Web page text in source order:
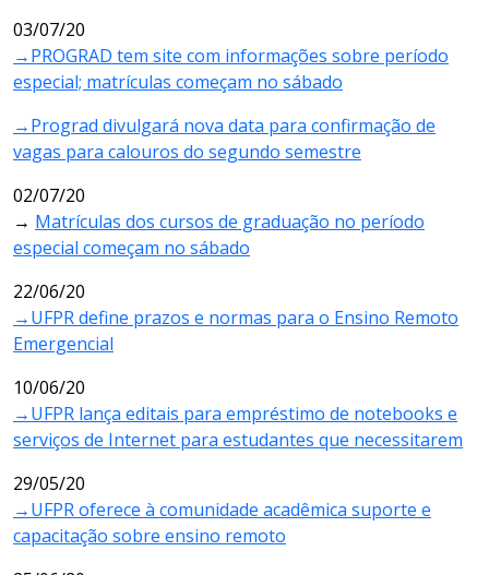
03/07/20
→PROGRAD tem site com informações sobre período
especial; matrículas começam no sábado
→Prograd divulgará nova data para confirmação de
vagas para calouros do segundo semestre
02/07/20
→ Matrículas dos cursos de graduação no período
especial começam no sábado
22/06/20
→UFPR define prazos e normas para o Ensino Remoto
Emergencial
10/06/20
→UFPR lança editais para empréstimo de notebooks e
serviços de Internet para estudantes que necessitarem
29/05/20
→UFPR oferece à comunidade acadêmica suporte e
capacitação sobre ensino remoto